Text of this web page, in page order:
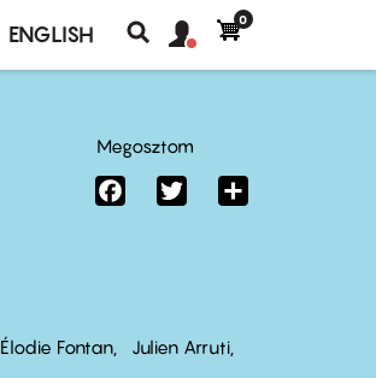
ENGLISH
Keresés
fiók
Felhasználói
0
Élodie Fontan
Julien Arruti
Megosztom
FacebookTwitter